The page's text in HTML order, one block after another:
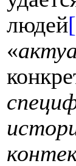
людей
«